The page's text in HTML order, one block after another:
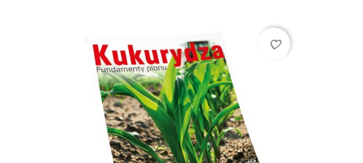
favorite_border